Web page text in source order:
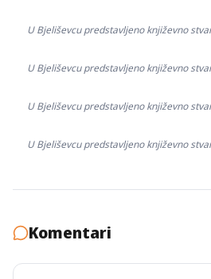
U Bjeliševcu predstavljeno književno
U Bjeliševcu predstavljeno književno
U Bjeliševcu predstavljeno književno
U Bjeliševcu predstavljeno književno
Komentari